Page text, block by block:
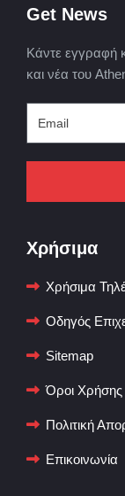
Get News
Κάντε εγγραφή
και νέα του
Χρήσιμα
Χρήσιμα
Οδηγός
Sitemap
Όροι Χρήσης
Πολιτική
Επικοινωνία